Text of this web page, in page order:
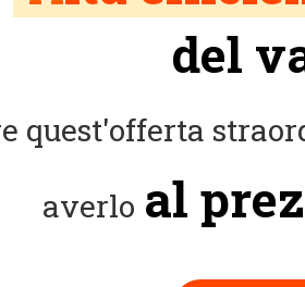
del
quest'offerta
averlo al